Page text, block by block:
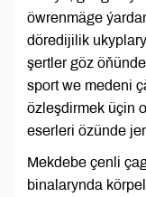
öwrenmäge
döredijilik
şertler göz
sport we medeni
özleşdirmek üçin
eserleri özünde
Mekdebe çenli
binalarynda